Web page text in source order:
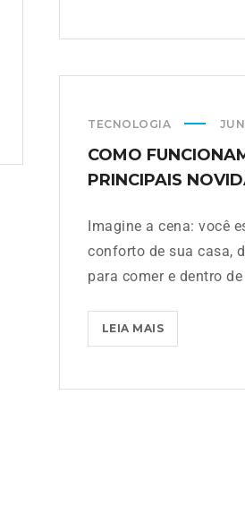
TECNOLOGIA
COMO
PRINCIPAIS
Imagine a cena: você
conforto de sua casa,
para comer e dentro de
LEIA MAIS